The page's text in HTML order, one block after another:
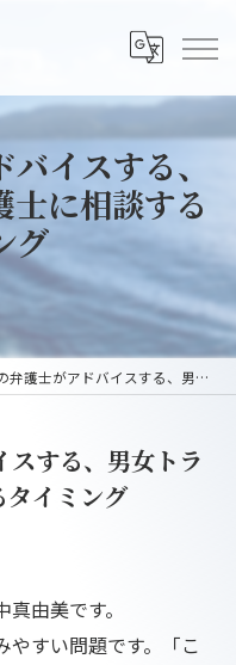
イスする、
士に相談する
グ
がアドバイスする、男女トラブル、弁護士に相談するタイミング
スする、男女トラ
タイミング
由美です。
やすい問題です。「こ